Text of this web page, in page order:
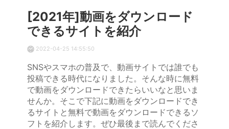
[2021年]動画をダウンロード
できるサイトを紹介
2022-04-25 14:55:50
SNSやスマホの普及で、動画サイトでは誰でも
投稿できる時代になりました。そんな時に無料
で動画をダウンロードできたらいいなと思いま
せんか。そこで下記に動画をダウンロードでき
るサイトと無料で動画をダウンロードできるソ
フトを紹介します。ぜひ最後まで読んでくださ